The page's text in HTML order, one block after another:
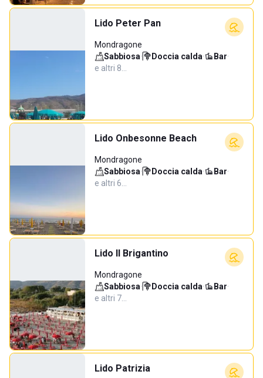
Lido Peter Pan
Mondragone
Sabbiosa· Doccia calda· Bar·
e altri 8…
Lido Onbesonne Beach
Mondragone
Sabbiosa· Doccia calda· Bar·
e altri 6…
Lido Il Brigantino
Mondragone
Sabbiosa· Doccia calda· Bar·
e altri 7…
Lido Patrizia